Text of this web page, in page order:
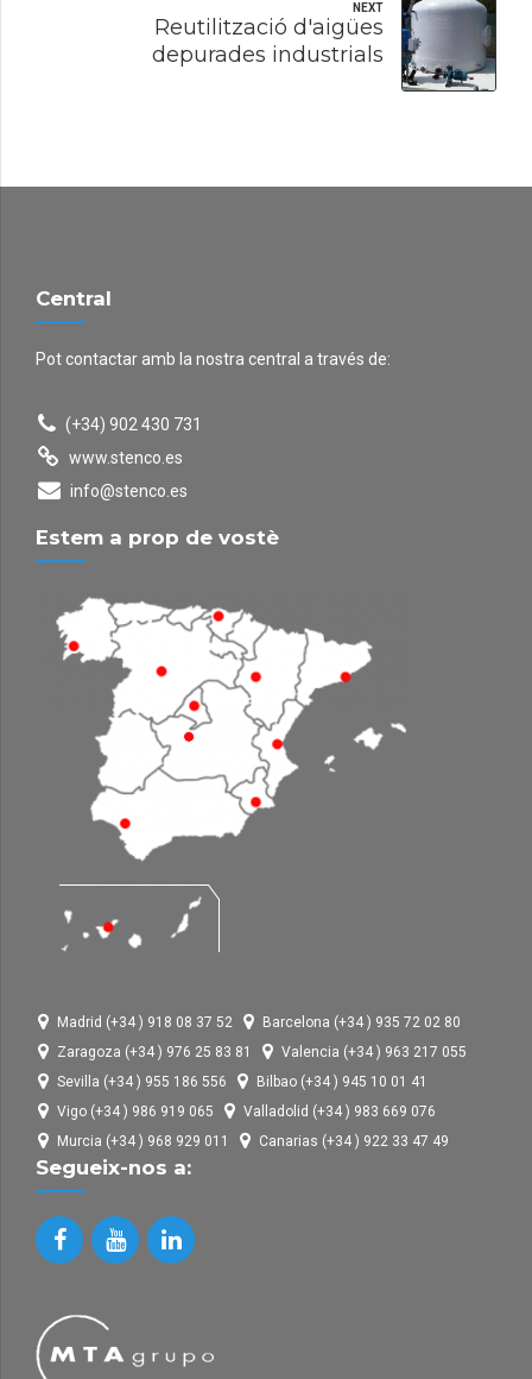
NEXT
Reutilització d'aigües
depurades industrials
Central
Pot contactar amb la nostra central a través de:
(+34) 902 430 731
www.stenco.es
info@stenco.es
Estem a prop de vostè
Madrid (+34 ) 918 08 37 52
Barcelona (+34 ) 935 72 02 80
Zaragoza (+34 ) 976 25 83 81
Valencia (+34 ) 963 217 055
Sevilla (+34 ) 955 186 556
Bilbao (+34 ) 945 10 01 41
Vigo (+34 ) 986 919 065
Valladolid (+34 ) 983 669 076
Murcia (+34 ) 968 929 011
Canarias (+34 ) 922 33 47 49
Segueix-nos a: